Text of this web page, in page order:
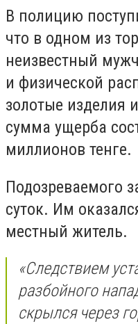
В полицию
что в одном из
неизвестный
и физической
золотые изделия
сумма ущерба
миллионов тенге.
Подозреваемого
суток. Им
местный житель.
«Следствием
разбойного
скрылся через